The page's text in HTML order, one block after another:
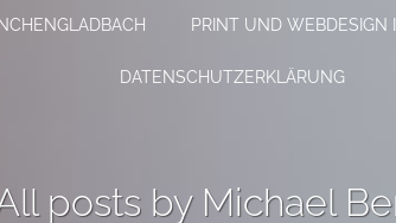
S
i
c
PRINT UND WEBDESIGN
DATENSCHUTZERKLÄRUNG
posts by Michael